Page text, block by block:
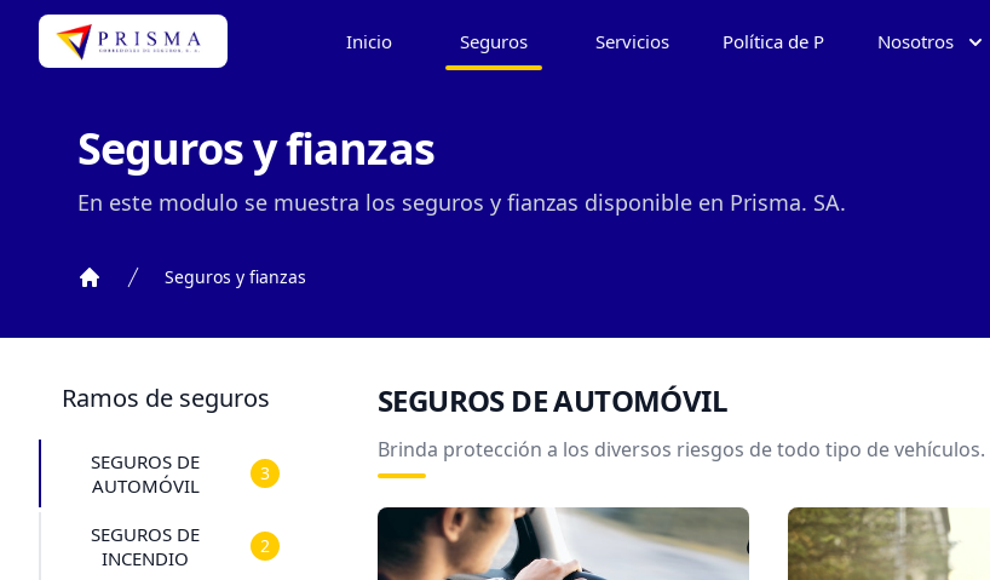
Inicio Seguros Servicios Política de P Nosotros
Seguros y fianzas
En este modulo se muestra los seguros y fianzas disponible en Prisma. SA.
Seguros y fianzas
Ramos de seguros
SEGUROS DE
AUTOMÓVIL
3
SEGUROS DE
INCENDIO
2
SEGUROS DE AUTOMÓVIL
Brinda protección a los diversos riesgos de todo tipo de vehículos.